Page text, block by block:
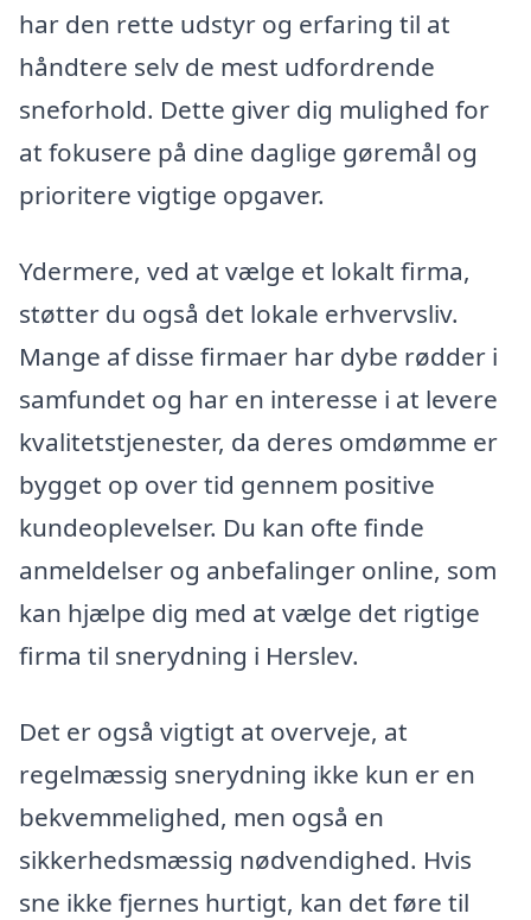
har den rette udstyr og erfaring til at
håndtere selv de mest udfordrende
sneforhold. Dette giver dig mulighed for
at fokusere på dine daglige gøremål og
prioritere vigtige opgaver.
Ydermere, ved at vælge et lokalt firma,
støtter du også det lokale erhvervsliv.
Mange af disse firmaer har dybe rødder i
samfundet og har en interesse i at levere
kvalitetstjenester, da deres omdømme er
bygget op over tid gennem positive
kundeoplevelser. Du kan ofte finde
anmeldelser og anbefalinger online, som
kan hjælpe dig med at vælge det rigtige
firma til snerydning i Herslev.
Det er også vigtigt at overveje, at
regelmæssig snerydning ikke kun er en
bekvemmelighed, men også en
sikkerhedsmæssig nødvendighed. Hvis
sne ikke fjernes hurtigt, kan det føre til